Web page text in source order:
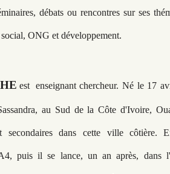
débats ou rencontres sur ses
ONG et développement.
est enseignant chercheur. Né le 17
au Sud de la Côte d'Ivoire,
secondaires dans cette ville côtière.
puis il se lance, un an après, dans